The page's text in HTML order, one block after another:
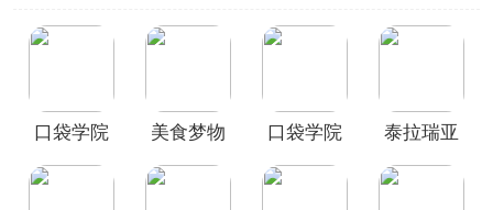
度不高，但也有其独特的视觉表达效
3322软件站整理汇集了一批好玩的低模
手游，其中包含如我的世界、纪念碑
机游戏，欢迎广大用户前来本站挑选下
口袋学院
美食梦物
口袋学院
泰拉瑞亚